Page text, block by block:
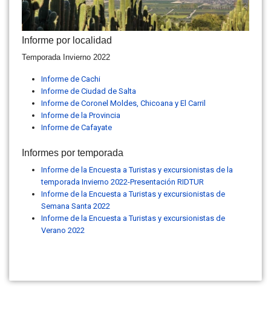
Informe por localidad
Temporada Invierno 2022
Informe de Cachi
Informe de Ciudad de Salta
Informe de Coronel Moldes, Chicoana y El Carril
Informe de la Provincia
Informe de Cafayate
Informes por temporada
Informe de la Encuesta a Turistas y excursionistas de la
temporada Invierno 2022-Presentación RIDTUR
Informe de la Encuesta a Turistas y excursionistas de
Semana Santa 2022
Informe de la Encuesta a Turistas y excursionistas de
Verano 2022